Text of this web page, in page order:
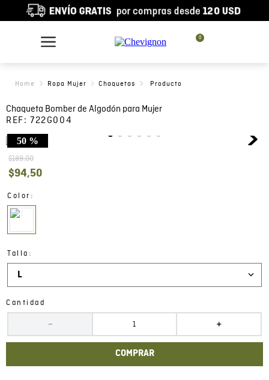
0
Ropa Mujer Chaquetas
Chaqueta Bomber de Algodón para Mujer
REF: 722G004
50 %
$189,00
$94,50
Color :
Talla :
L
Cantidad
＋
－
COMPRAR